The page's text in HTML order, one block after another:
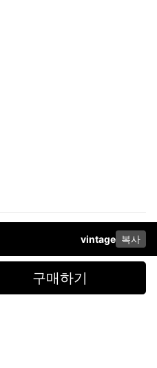
vintage 복사
구매하기
처리방침사업자 정보다운로드
페이스북